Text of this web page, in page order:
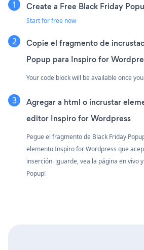
Create a Free Black Friday
Start for free now
Copie el fragmento de
Popup para Inspiro for
Your code block will be available once
Agregar a html o incrustar
editor Inspiro for Wordpress
Pegue el fragmento de Black Friday
elemento Inspiro for Wordpress que
inserción. ¡guarde, vea la página en vivo
Popup!